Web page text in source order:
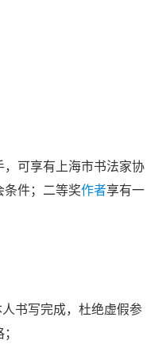
可享有上海市书法家协
件；二等奖作者享有一
书写完成，杜绝虚假参